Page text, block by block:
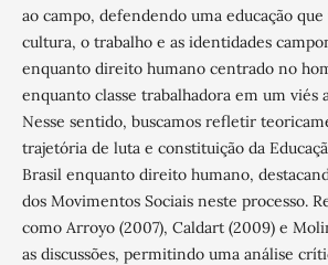
ao campo, defendendo uma educação que
cultura, o trabalho e as identidades
enquanto direito humano centrado no
enquanto classe trabalhadora em um viés
Nesse sentido, buscamos refletir
trajetória de luta e constituição da
Brasil enquanto direito humano,
dos Movimentos Sociais neste processo.
como Arroyo (2007), Caldart (2009) e
as discussões, permitindo uma análise